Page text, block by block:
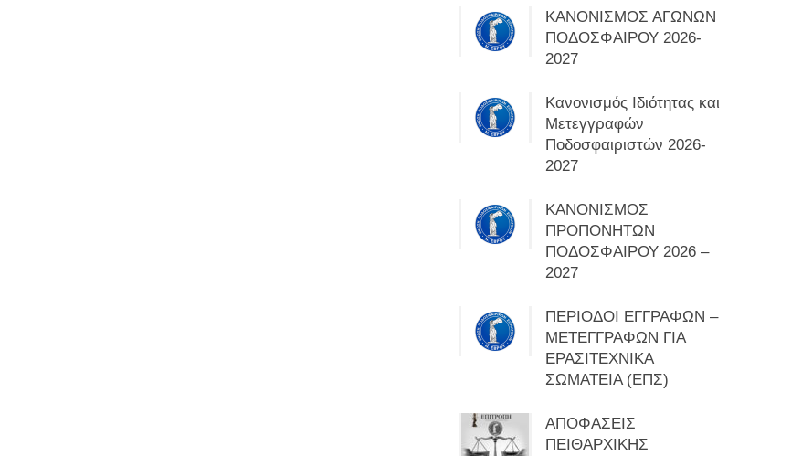
ΚΑΝΟΝΙΣΜΟΣ ΑΓΩΝΩΝ
ΠΟΔΟΣΦΑΙΡΟΥ 2026-
2027
Κανονισμός Ιδιότητας και
Μετεγγραφών
Ποδοσφαιριστών 2026-
2027
ΚΑΝΟΝΙΣΜΟΣ
ΠΡΟΠΟΝΗΤΩΝ
ΠΟΔΟΣΦΑΙΡΟΥ 2026 –
2027
ΠΕΡΙΟΔΟΙ ΕΓΓΡΑΦΩΝ –
ΜΕΤΕΓΓΡΑΦΩΝ ΓΙΑ
ΕΡΑΣΙΤΕΧΝΙΚΑ
ΣΩΜΑΤΕΙΑ (ΕΠΣ)
ΑΠΟΦΑΣΕΙΣ
ΠΕΙΘΑΡΧΙΚΗΣ